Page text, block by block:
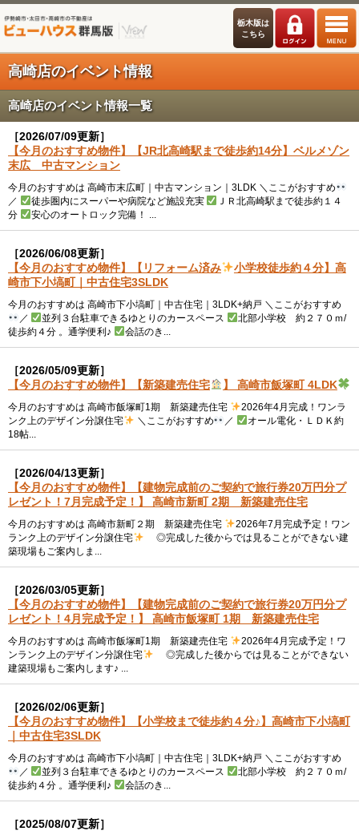
栃木版は
こちら
高崎店のイベント情報
高崎店のイベント情報一覧
［2026/07/09更新］
【今月のおすすめ物件】【JR北高崎駅まで徒歩約14分】ベルメゾン
末広 中古マンション
今月のおすすめは 高崎市末広町｜中古マンション｜3LDK ＼ここがおすすめ
／
徒歩圏内にスーパーや病院など施設充実
ＪＲ北高崎駅まで徒歩約１４
分
安心のオートロック完備！ ...
［2026/06/08更新］
【今月のおすすめ物件】【リフォーム済み
小学校徒歩約４分】高
崎市下小塙町｜中古住宅3SLDK
今月のおすすめは 高崎市下小塙町｜中古住宅｜3LDK+納戸 ＼ここがおすすめ
／
並列３台駐車できるゆとりのカースペース
北部小学校 約２７０ｍ/
徒歩約４分 。通学便利♪
会話のき...
［2026/05/09更新］
【今月のおすすめ物件】【新築建売住宅
】 高崎市飯塚町 4LDK
今月のおすすめは 高崎市飯塚町1期 新築建売住宅
2026年4月完成！ワンラ
ンク上のデザイン分譲住宅
＼ここがおすすめ ／
オール電化・ＬＤＫ約
18帖...
［2026/04/13更新］
【今月のおすすめ物件】【建物完成前のご契約で旅行券20万円分プ
レゼント！7月完成予定！】 高崎市新町 2期 新築建売住宅
今月のおすすめは 高崎市新町２期 新築建売住宅
2026年7月完成予定！ワン
ランク上のデザイン分譲住宅
◎完成した後からでは見ることができない建
築現場もご案内しま...
［2026/03/05更新］
【今月のおすすめ物件】【建物完成前のご契約で旅行券20万円分プ
レゼント！4月完成予定！】 高崎市飯塚町 1期 新築建売住宅
今月のおすすめは 高崎市飯塚町1期 新築建売住宅
2026年4月完成予定！ワ
ンランク上のデザイン分譲住宅
◎完成した後からでは見ることができない
建築現場もご案内します♪ ...
［2026/02/06更新］
【今月のおすすめ物件】【小学校まで徒歩約４分♪】高崎市下小塙町
｜中古住宅3SLDK
今月のおすすめは 高崎市下小塙町｜中古住宅｜3LDK+納戸 ＼ここがおすすめ
／
並列３台駐車できるゆとりのカースペース
北部小学校 約２７０ｍ/
徒歩約４分 。通学便利♪
会話のき...
［2025/08/07更新］